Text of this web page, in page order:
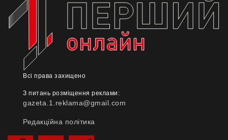
Всі права захищено
З питань розміщення реклами:
gazeta.1.reklama@gmail.com
Редакційна політика